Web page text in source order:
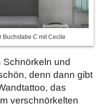
Buchstabe C mit Cecile
Schnörkeln und
denn dann gibt
das
verschnörkelten